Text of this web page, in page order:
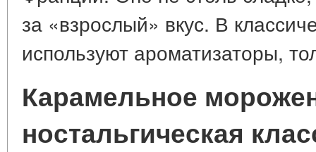
за «взрослый» вкус. В
используют ароматизаторы,
Карамельное
ностальгическая